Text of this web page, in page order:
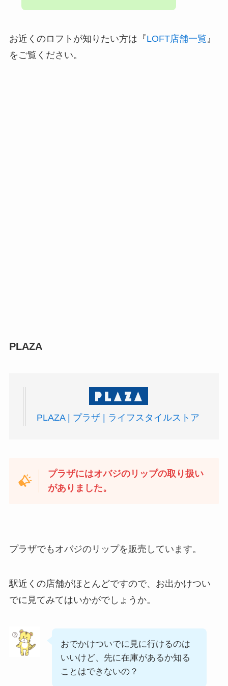
お近くのロフトが知りたい方は『LOFT店舗一覧 』
をご覧ください。
PLAZA
PLAZA | プラザ | ライフスタイルストア
プラザにはオバジのリップの取り扱い
がありました。
プラザでもオバジのリップを販売しています。
駅近くの店舗がほとんどですので、お出かけつい
でに見てみてはいかがでしょうか。
おでかけついでに見に行けるのは
いいけど、先に在庫があるか知る
ことはできないの？